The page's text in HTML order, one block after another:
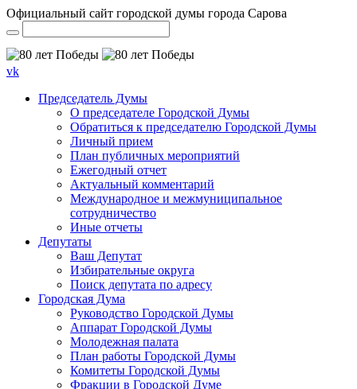
Официальный сайт городской думы города Сарова
vk
Председатель Думы
О председателе Городской Думы
Обратиться к председателю Городской Думы
Личный прием
План публичных мероприятий
Ежегодный отчет
Актуальный комментарий
Международное и межмуниципальное
сотрудничество
Иные отчеты
Депутаты
Ваш Депутат
Избирательные округа
Поиск депутата по адресу
Городская Дума
Руководство Городской Думы
Аппарат Городской Думы
Молодежная палата
План работы Городской Думы
Комитеты Городской Думы
Фракции в Городской Думе